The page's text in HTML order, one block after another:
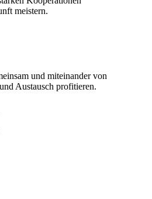
meistern.
und miteinander von
Austausch profitieren.